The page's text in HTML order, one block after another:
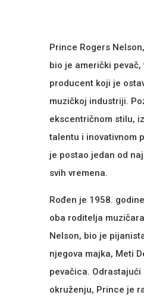
Prince Rogers
bio je američki
producent koji je
muzičkoj industriji.
ekscentričnom stilu,
talentu i inovativnom
je postao jedan od
svih vremena.
Rođen je 1958.
oba roditelja
Nelson, bio je
njegova majka, Meti
pevačica. Odrastajući
okruženju, Prince je